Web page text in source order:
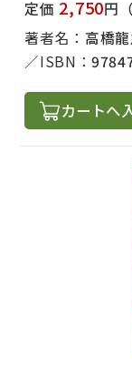
定価 2,750円
著者名： 高橋
ISBN：
カートへ